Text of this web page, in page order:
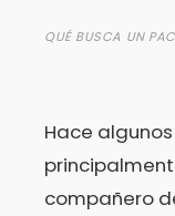
QUÉ BUSCA UN
Hace
compañero